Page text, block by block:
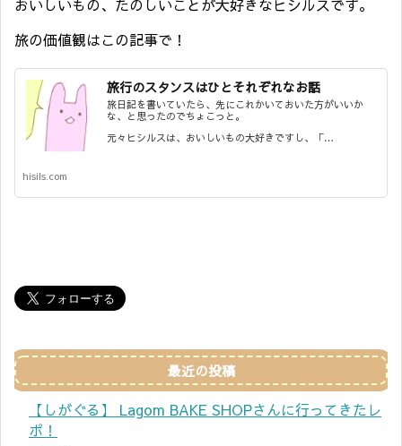
おいしいもの、たのしいことが大好きなヒシルスです。
旅の価値観はこの記事で！
旅行のスタンスはひとそれぞれなお話
旅日記を書いていたら、先にこれかいておいた方がいいか
な、と思ったのでちょこっと。
元々ヒシルスは、おいしいもの大好きですし、「…
hisils.com
最近の投稿
【しがぐる】 Lagom BAKE SHOPさんに行ってきたレ
ポ！